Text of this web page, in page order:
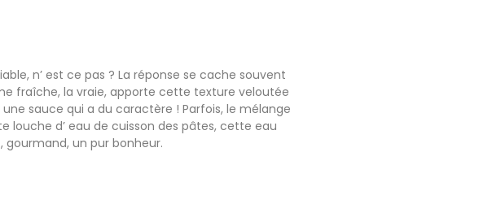
n’ est ce pas ? La réponse se cache souvent
fraîche, la vraie, apporte cette texture veloutée
sauce qui a du caractère ! Parfois, le mélange
d’ eau de cuisson des pâtes, cette eau
gourmand, un pur bonheur.